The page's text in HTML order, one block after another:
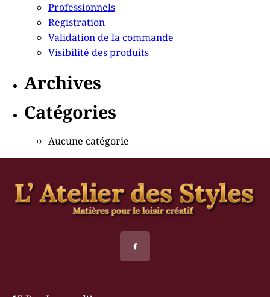
Professionnels
Registration
Validation de la commande
Visibilité des produits
Archives
Catégories
Aucune catégorie